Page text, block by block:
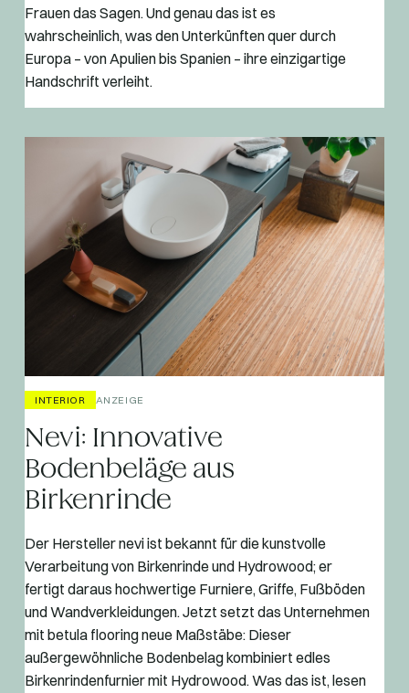
Frauen das Sagen. Und genau das ist es
wahrscheinlich, was den Unterkünften quer durch
Europa – von Apulien bis Spanien – ihre einzigartige
Handschrift verleiht.
INTERIOR ANZEIGE
Nevi: Innovative
Bodenbeläge aus
Birkenrinde
Der Hersteller nevi ist bekannt für die kunstvolle
Verarbeitung von Birkenrinde und Hydrowood; er
fertigt daraus hochwertige Furniere, Griffe, Fußböden
und Wandverkleidungen. Jetzt setzt das Unternehmen
mit betula flooring neue Maßstäbe: Dieser
außergewöhnliche Bodenbelag kombiniert edles
Birkenrindenfurnier mit Hydrowood. Was das ist, lesen